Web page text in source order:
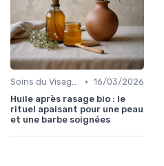
Soins du Visage Bio • 16/03/2026
Huile après rasage bio : le
rituel apaisant pour une peau
et une barbe soignées